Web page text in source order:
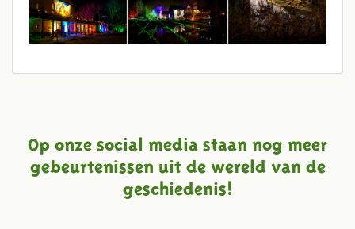
Op onze social media staan nog meer
gebeurtenissen uit de wereld van de
geschiedenis!